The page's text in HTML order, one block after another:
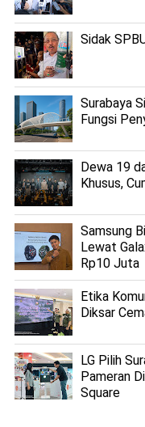
Sidak
Surabaya
Fungsi
Dewa 19
Khusus,
Samsung
Lewat
Rp10 Juta
Etika
Diksar
LG Pilih
Pameran
Square